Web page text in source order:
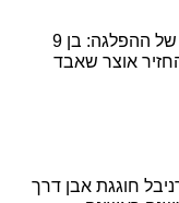
הגיבור הצעיר של ההפלגה: בן 9
אוצר שאבד
חוגגת אבן דרך